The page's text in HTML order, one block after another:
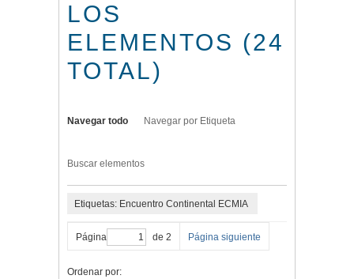
LOS
ELEMENTOS (24
TOTAL)
Navegar todo Navegar por Etiqueta
Buscar elementos
Etiquetas: Encuentro Continental ECMIA
Página de 2 Página siguiente
Ordenar por: